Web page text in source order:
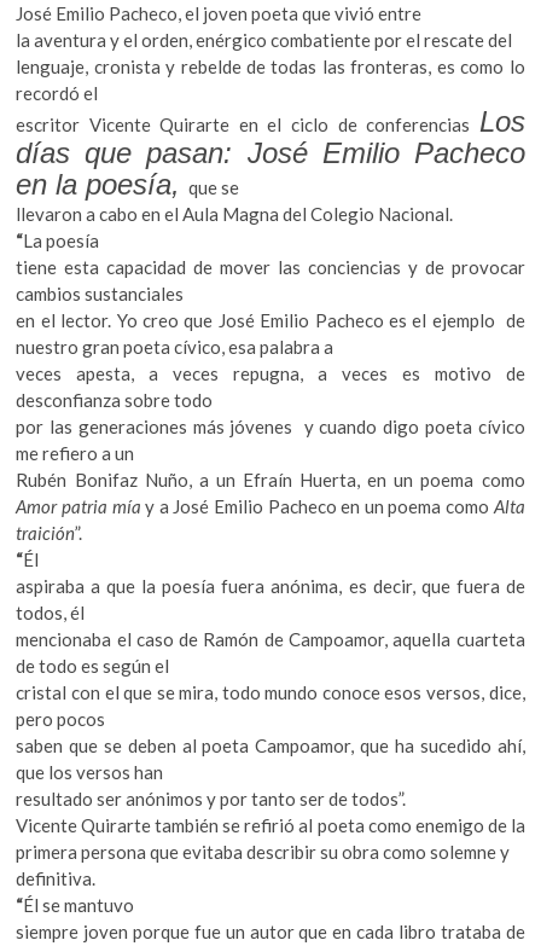
José Emilio Pacheco, el joven poeta que vivió entre
la aventura y el orden, enérgico combatiente por el rescate del
lenguaje, cronista y rebelde de todas las fronteras, es como lo
recordó el
escritor Vicente Quirarte en el ciclo de conferencias Los
días que pasan: José Emilio Pacheco
en la poesía,que se
llevaron a cabo en el Aula Magna del Colegio Nacional.
“La poesía
tiene esta capacidad de mover las conciencias y de provocar
cambios sustanciales
en el lector. Yo creo que José Emilio Pacheco es el ejemplo de
nuestro gran poeta cívico, esa palabra a
veces apesta, a veces repugna, a veces es motivo de
desconfianza sobre todo
por las generaciones más jóvenes
y cuando digo poeta cívico
me refiero a un
Rubén Bonifaz Nuño, a un Efraín Huerta, en un poema como
Amor patria mía y a José Emilio Pacheco en un poema como Alta
traición”.
“Él
aspiraba a que la poesía fuera anónima, es decir, que fuera de
todos, él
mencionaba el caso de Ramón de Campoamor, aquella cuarteta
de todo es según el
cristal con el que se mira, todo mundo conoce esos versos, dice,
pero pocos
saben que se deben al poeta Campoamor, que ha sucedido ahí,
que los versos han
resultado ser anónimos y por tanto ser de todos”.
Vicente Quirarte también se refirió al poeta como enemigo de la
primera persona que evitaba describir su obra como solemne y
definitiva.
“Él se mantuvo
siempre joven porque fue un autor que en cada libro trataba de